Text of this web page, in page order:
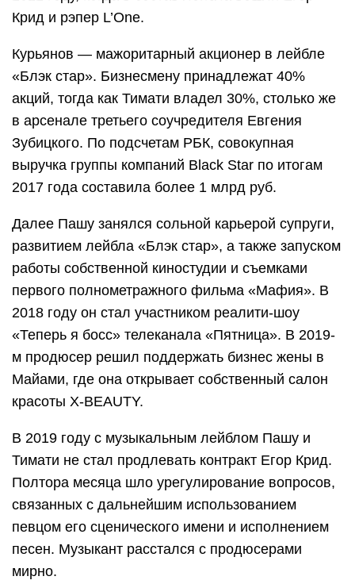
Крид и рэпер L’One.
Курьянов — мажоритарный акционер в лейбле
«Блэк стар». Бизнесмену принадлежат 40%
акций, тогда как Тимати владел 30%, столько же
в арсенале третьего соучредителя Евгения
Зубицкого. По подсчетам РБК, совокупная
выручка группы компаний Black Star по итогам
2017 года составила более 1 млрд руб.
Далее Пашу занялся сольной карьерой супруги,
развитием лейбла «Блэк стар», а также запуском
работы собственной киностудии и съемками
первого полнометражного фильма «Мафия». В
2018 году он стал участником реалити-шоу
«Теперь я босс» телеканала «Пятница». В 2019-
м продюсер решил поддержать бизнес жены в
Майами, где она открывает собственный салон
красоты X-BEAUTY.
В 2019 году с музыкальным лейблом Пашу и
Тимати не стал продлевать контракт Егор Крид.
Полтора месяца шло урегулирование вопросов,
связанных с дальнейшим использованием
певцом его сценического имени и исполнением
песен. Музыкант расстался с продюсерами
мирно.